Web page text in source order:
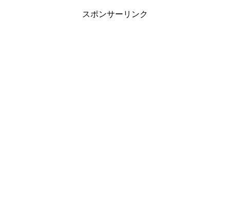
スポンサーリンク